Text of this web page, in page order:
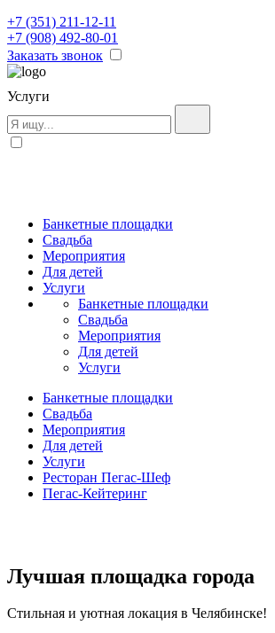
+7 (351) 211-12-11
+7 (908) 492-80-01
Заказать звонок
Услуги
Банкетные площадки
Свадьба
Мероприятия
Для детей
Услуги
Банкетные площадки
Свадьба
Мероприятия
Для детей
Услуги
Банкетные площадки
Свадьба
Мероприятия
Для детей
Услуги
Ресторан Пегас-Шеф
Пегас-Кейтеринг
Лучшая площадка города
Стильная и уютная локация в Челябинске!